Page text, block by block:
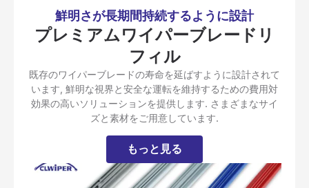
鮮明さが長期間持続するように設計
プレミアムワイパーブレードリ
フィル
既存のワイパーブレードの寿命を延ばすように設計されて
います, 鮮明な視界と安全な運転を維持するための費用対
効果の高いソリューションを提供します. さまざまなサイ
ズと素材をご用意しています.
もっと見る